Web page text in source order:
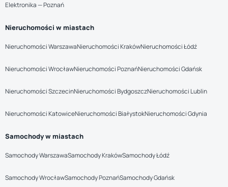
Elektronika — Poznań
Nieruchomości w miastach
Nieruchomości WarszawaNieruchomości KrakówNieruchomości Łódź
Nieruchomości WrocławNieruchomości PoznańNieruchomości Gdańsk
Nieruchomości SzczecinNieruchomości BydgoszczNieruchomości Lublin
Nieruchomości KatowiceNieruchomości BiałystokNieruchomości Gdynia
Samochody w miastach
Samochody WarszawaSamochody KrakówSamochody Łódź
Samochody WrocławSamochody PoznańSamochody Gdańsk